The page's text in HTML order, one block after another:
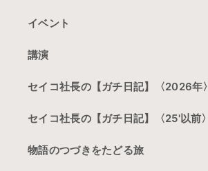
イベント
講演
セイコ社長の【ガチ日記】〈2026年〉
セイコ社長の【ガチ日記】〈25'以前〉
物語のつづきをたどる旅